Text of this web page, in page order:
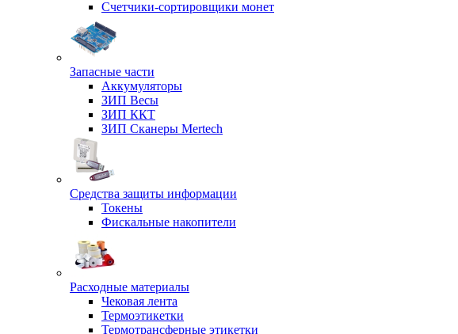
Счетчики-сортировщики монет
Запасные части
Аккумуляторы
ЗИП Весы
ЗИП ККТ
ЗИП Сканеры Mertech
Средства защиты информации
Токены
Фискальные накопители
Расходные материалы
Чековая лента
Термоэтикетки
Термотрансферные этикетки